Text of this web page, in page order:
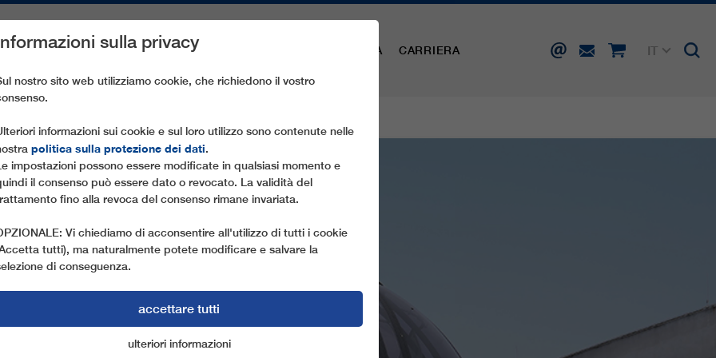
DI RICAMBIO ASSISTENZA CLIENTI STAMPA CARRIERA
IT
sulla privacy
nostro sito web utilizziamo cookie, che richiedono il vostro
informazioni sui cookie e sul loro utilizzo sono contenute nelle
politica sulla protezione dei dati.
impostazioni possono essere modificate in qualsiasi momento e
il consenso può essere dato o revocato. La validità del
fino alla revoca del consenso rimane invariata.
Vi chiediamo di acconsentire all'utilizzo di tutti i cookie
tutti), ma naturalmente potete modificare e salvare la
di conseguenza.
accettare tutti
cookie di marketing
ulteriori informazioni